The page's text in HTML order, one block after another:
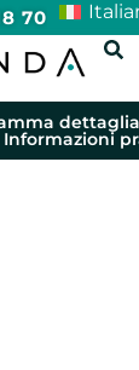
70
Informazioni